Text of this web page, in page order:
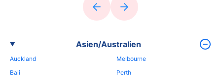
Asien/Australien
Auckland
Bali
Melbourne
Perth